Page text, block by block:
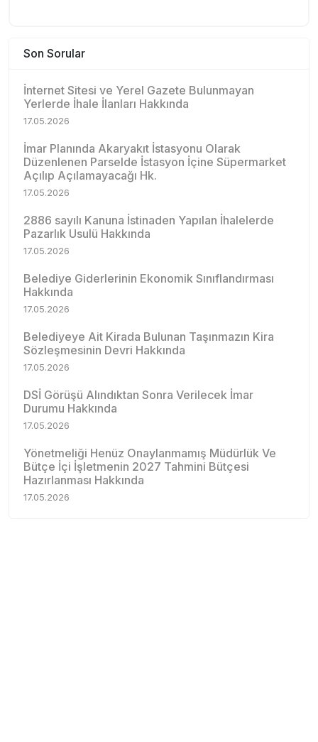
Son Sorular
İnternet Sitesi ve Yerel Gazete Bulunmayan
Yerlerde İhale İlanları Hakkında
17.05.2026
İmar Planında Akaryakıt İstasyonu Olarak
Düzenlenen Parselde İstasyon İçine Süpermarket
Açılıp Açılamayacağı Hk.
17.05.2026
2886 sayılı Kanuna İstinaden Yapılan İhalelerde
Pazarlık Usulü Hakkında
17.05.2026
Belediye Giderlerinin Ekonomik Sınıflandırması
Hakkında
17.05.2026
Belediyeye Ait Kirada Bulunan Taşınmazın Kira
Sözleşmesinin Devri Hakkında
17.05.2026
DSİ Görüşü Alındıktan Sonra Verilecek İmar
Durumu Hakkında
17.05.2026
Yönetmeliği Henüz Onaylanmamış Müdürlük Ve
Bütçe İçi İşletmenin 2027 Tahmini Bütçesi
Hazırlanması Hakkında
17.05.2026